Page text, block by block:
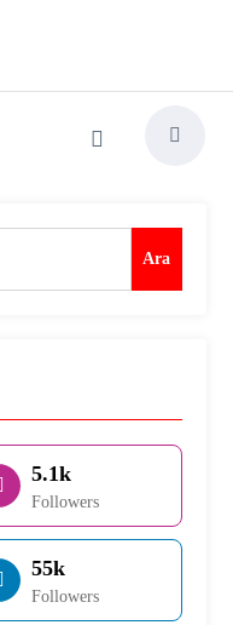
Ara
5.1k
Followers
55k
Followers